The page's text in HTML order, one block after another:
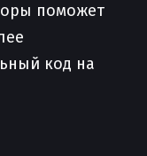
поможет
код на